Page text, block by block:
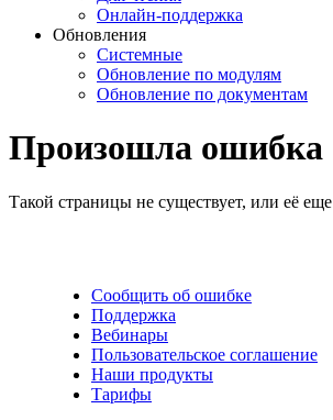
Онлайн-поддержка
Обновления
Системные
Обновление по модулям
Обновление по документам
Произошла ошибка
Такой страницы не существует, или её
Сообщить об ошибке
Поддержка
Вебинары
Пользовательское соглашение
Наши продукты
Тарифы